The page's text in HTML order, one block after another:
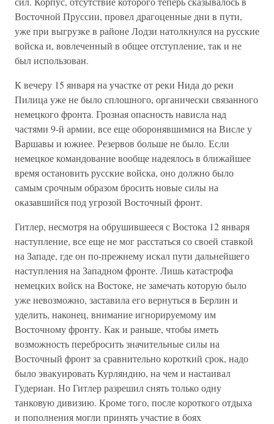
Восточной Пруссии, провел драгоценные дни в пути,
уже при выгрузке в районе Лодзи натолкнулся на русские
войска и, вовлеченный в общее отступление, так и не
был использован.
К вечеру 15 января на участке от реки Нида до реки
Пилица уже не было сплошного, органически связанного
немецкого фронта. Грозная опасность нависла над
частями 9-й армии, все еще оборонявшимися на Висле у
Варшавы и южнее. Резервов больше не было. Если
немецкое командование вообще надеялось в ближайшее
время остановить русские войска, оно должно было
самым срочным образом бросить новые силы на
оказавшийся под угрозой Восточный фронт.
Гитлер, несмотря на обрушившееся с Востока 12 января
наступление, все еще не мог расстаться со своей ставкой
на Западе, где он по-прежнему искал пути дальнейшего
наступления на Западном фронте. Лишь катастрофа
немецких войск на Востоке, не замечать которую было
уже невозможно, заставила его вернуться в Берлин и
уделить, наконец, внимание игнорируемому им
Восточному фронту. Как и раньше, чтобы иметь
возможность перебросить значительные силы на
Восточный фронт за сравнительно короткий срок, надо
было эвакуировать Курляндию, на чем и настаивал
Гудериан. Но Гитлер разрешил снять только одну
танковую дивизию. Кроме того, после короткого отдыха
и пополнения могли принять участие в боях